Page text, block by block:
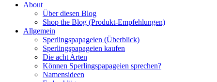
About
Über diesen Blog
Shop the Blog (Produkt-Empfehlungen)
Allgemein
Sperlingspapageien (Überblick)
Sperlingspapageien kaufen
Die acht Arten
Können Sperlingspapageien sprechen?
Namensideen